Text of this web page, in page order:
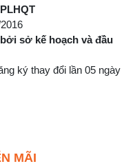
sở kế hoạch và đầu
ký thay đổi lần 05 ngày
MÃI